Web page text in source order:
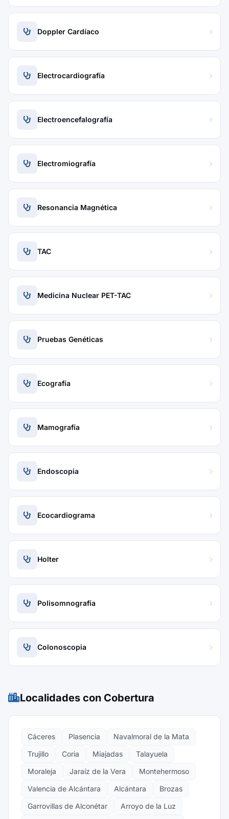
Doppler Cardíaco
Electrocardiografía
Electroencefalografía
Electromiografía
Resonancia Magnética
TAC
Medicina Nuclear PET-TAC
Pruebas Genéticas
Ecografía
Mamografía
Endoscopia
Ecocardiograma
Holter
Polisomnografía
Colonoscopia
Localidades con Cobertura
Cáceres Plasencia
Navalmoral de la Mata
Trujillo
Coria Miajadas
Talayuela
Moraleja
Jaraíz de la Vera
Montehermoso
Valencia de Alcántara
Alcántara
Brozas
Garrovillas de Alconétar
Arroyo de la Luz